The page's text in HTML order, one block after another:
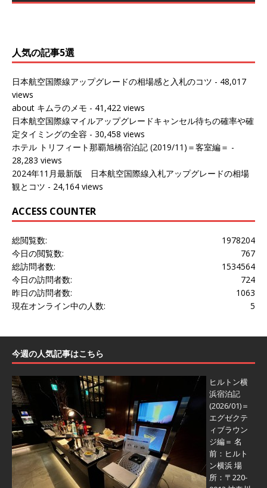
人気の記事5選
日本航空国際線アップグレードの相場感と入札のコツ - 48,017
views
about キムラのメモ - 41,422 views
日本航空国際線マイルアップグレードキャンセル待ちの確率や確
定タイミングの全容 - 30,458 views
ホテル トリフィート那覇旭橋宿泊記 (2019/11)＝客室編＝ -
28,283 views
2024年11月最新版 日本航空国際線入札アップグレードの相場
観とコツ - 24,164 views
ACCESS COUNTER
1978204
総閲覧数:
767
今日の閲覧数:
1534564
総訪問者数:
724
今日の訪問者数:
1063
昨日の訪問者数:
5
現在オンライン中の人数:
今週の人気記事はこちら
ヒルトン横
浜宿泊記
(2026/01)＝
エグゼクテ
ィブラウン
ジ編＝ 名
前：ヒルト
ン横浜 場
所：〒220-